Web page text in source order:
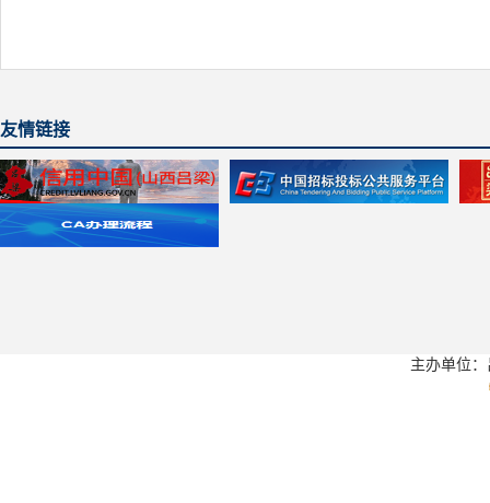
友情链接
主办单位